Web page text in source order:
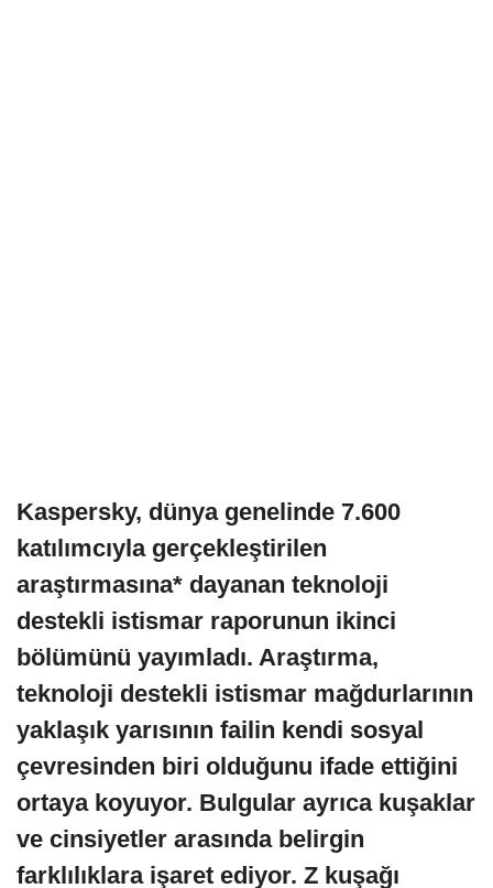
Kaspersky, dünya genelinde 7.600
katılımcıyla gerçekleştirilen
araştırmasına* dayanan teknoloji
destekli istismar raporunun ikinci
bölümünü yayımladı. Araştırma,
teknoloji destekli istismar mağdurlarının
yaklaşık yarısının failin kendi sosyal
çevresinden biri olduğunu ifade ettiğini
ortaya koyuyor. Bulgular ayrıca kuşaklar
ve cinsiyetler arasında belirgin
farklılıklara işaret ediyor. Z kuşağı